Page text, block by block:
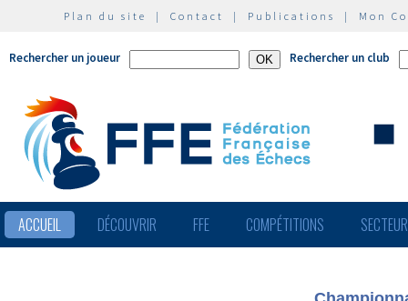
Plan du site | Contact | Publications | Mon
Rechercher un joueur Rechercher un club
ACCUEIL DÉCOUVRIR FFE COMPÉTITIONS